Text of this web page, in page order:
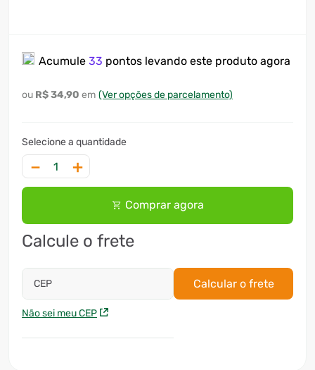
Acumule 33 pontos levando este produto agora
R$34,90 (Ver opções de parcelamento)
＋
－
Comprar agora
Calcule o frete
CEP
Não sei meu CEP
Calcular o frete